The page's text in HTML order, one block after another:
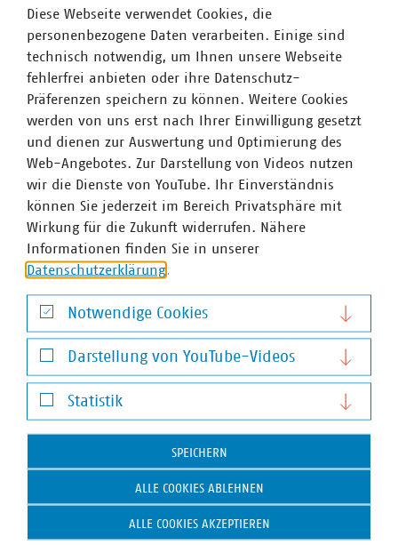
Marco Schulpin
Senior-Fachgebietsleiter
+49 211 159243-12
schulpin(at)vku(dot)de
Diese Webseite verwendet Cookies, die
personenbezogene Daten verarbeiten. Einige sind
technisch notwendig, um Ihnen unsere Webseite
fehlerfrei anbieten oder ihre Datenschutz-
Präferenzen speichern zu können. Weitere Cookies
werden von uns erst nach Ihrer Einwilligung gesetzt
und dienen zur Auswertung und Optimierung des
Web-Angebotes. Zur Darstellung von Videos nutzen
wir die Dienste von YouTube. Ihr Einverständnis
können Sie jederzeit im Bereich Privatsphäre mit
Wirkung für die Zukunft widerrufen. Nähere
Informationen finden Sie in unserer
Datenschutzerklärung
Notwendige Cookies
Notwendige Cookies
Darstellung von YouTube-Videos
Darstellung von YouTube-Videos
Statistik
Statistik
SPEICHERN
ALLE COOKIES ABLEHNEN
ALLE COOKIES AKZEPTIEREN